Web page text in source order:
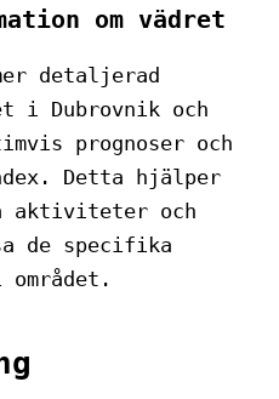
om vädret
detaljerad
i Dubrovnik och
prognoser och
Detta hjälper
aktiviteter och
de specifika